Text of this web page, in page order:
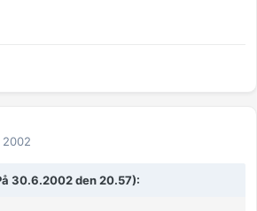
30.6.2002 den 20.57):